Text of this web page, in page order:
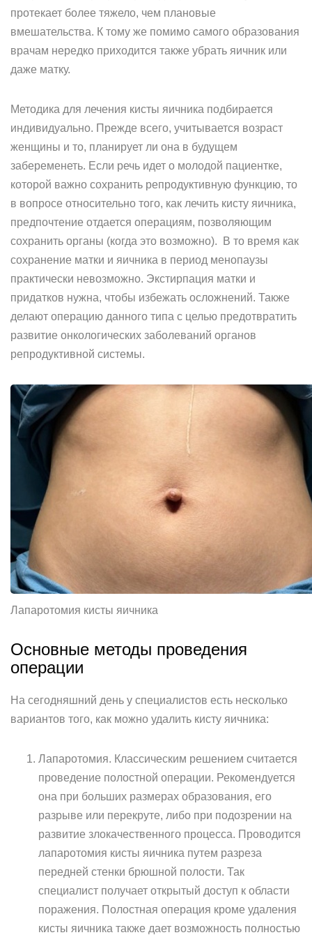
протекает более тяжело, чем плановые
вмешательства. К тому же помимо самого образования
врачам нередко приходится также убрать яичник или
даже матку.
Методика для лечения кисты яичника подбирается
индивидуально. Прежде всего, учитывается возраст
женщины и то, планирует ли она в будущем
забеременеть. Если речь идет о молодой пациентке,
которой важно сохранить репродуктивную функцию, то
в вопросе относительно того, как лечить кисту яичника,
предпочтение отдается операциям, позволяющим
сохранить органы (когда это возможно). В то время как
сохранение матки и яичника в период менопаузы
практически невозможно. Экстирпация матки и
придатков нужна, чтобы избежать осложнений. Также
делают операцию данного типа с целью предотвратить
развитие онкологических заболеваний органов
репродуктивной системы.
Лапаротомия кисты яичника
Основные методы проведения
операции
На сегодняшний день у специалистов есть несколько
вариантов того, как можно удалить кисту яичника:
Лапаротомия. Классическим решением считается
проведение полостной операции. Рекомендуется
она при больших размерах образования, его
разрыве или перекруте, либо при подозрении на
развитие злокачественного процесса. Проводится
лапаротомия кисты яичника путем разреза
передней стенки брюшной полости. Так
специалист получает открытый доступ к области
поражения. Полостная операция кроме удаления
кисты яичника также дает возможность полностью